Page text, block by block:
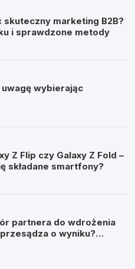
skuteczny marketing B2B?
i sprawdzone metody
wybierając
Z Flip czy Galaxy Z Fold –
składane smartfony?
partnera do wdrożenia
o wyniku?
Prymakowskim, CEO IT